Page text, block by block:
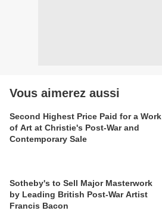
Vous aimerez aussi
Second Highest Price Paid for a Work
of Art at Christie's Post-War and
Contemporary Sale
Sotheby's to Sell Major Masterwork
by Leading British Post-War Artist
Francis Bacon